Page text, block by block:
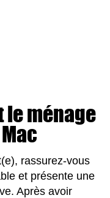
le ménage
rassurez-vous
et présente une
Après avoir